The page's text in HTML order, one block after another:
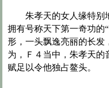
朱孝天的女人缘特别地
拥有号称天下第一奇功的
形，一头飘逸亮丽的长发
为，Ｆ４当中，朱孝天的
赋足以令他独占鳌头。